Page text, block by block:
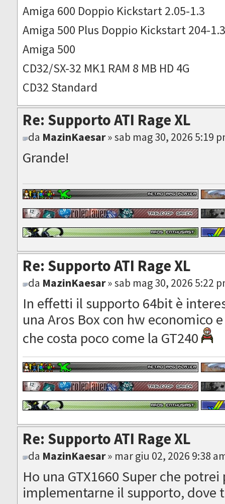
Amiga 600 Doppio Kickstart 2.05-1.3
Amiga 500 Plus Doppio Kickstart 204-
Amiga 500
CD32/SX-32 MK1 RAM 8 MB HD 4G
CD32 Standard
Re: Supporto ATI Rage XL
da MazinKaesar» sab mag 30, 2026 5:19
Grande!
Re: Supporto ATI Rage XL
da MazinKaesar» sab mag 30, 2026 5:22
In effetti il supporto 64bit è
una Aros Box con hw economico
che costa poco come la GT240
Re: Supporto ATI Rage XL
da MazinKaesar» mar giu 02, 2026 9:38
Ho una GTX1660 Super che
implementarne il supporto, dove